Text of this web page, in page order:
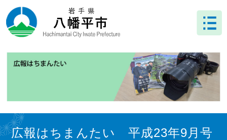
ー
ジ
ニ
ュ
文 広報はちまんたい 平成23年9月号